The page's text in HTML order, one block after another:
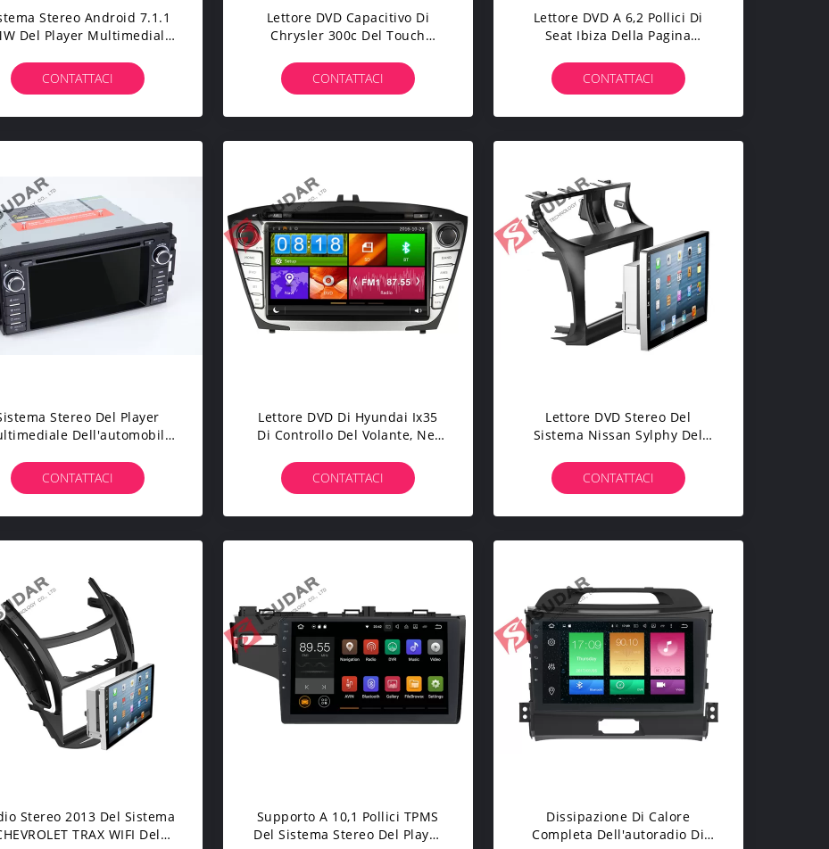
Stereo Android 7.1.1
Del Player Multimediale
Serie Di Navigazione
CONTATTACI
Lettore DVD Capacitivo Di
Chrysler 300c Del Touch
Dell'automobile Di Multimedia
CONTATTACI
Lettore DVD A 6,2 Pollici Di
Seat Ibiza Della Pagina
Multimediale 3G Di Dvd
Dell'automobile
CONTATTACI
Stereo Del Player
Dell'automobile
Navigazione Di GPS Con La
Funzione Posteriore Di
CONTATTACI
Lettore DVD Di Hyundai Ix35
Di Controllo Del Volante, Nel
Dell'automobile Del Un Poco
CONTATTACI
Lettore DVD Stereo Del
Sistema Nissan Sylphy Del
Dell'automobile Di Android
7.1.1 2G RAM
CONTATTACI
Stereo 2013 Del Sistema
TRAX WIFI Del
Supporto A 10,1 Pollici TPMS
Del Sistema Stereo Del Player
Dissipazione Di Calore
Completa Dell'autoradio Di